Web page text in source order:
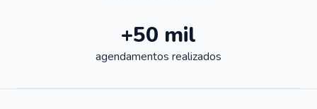
+50 mil
agendamentos realizados